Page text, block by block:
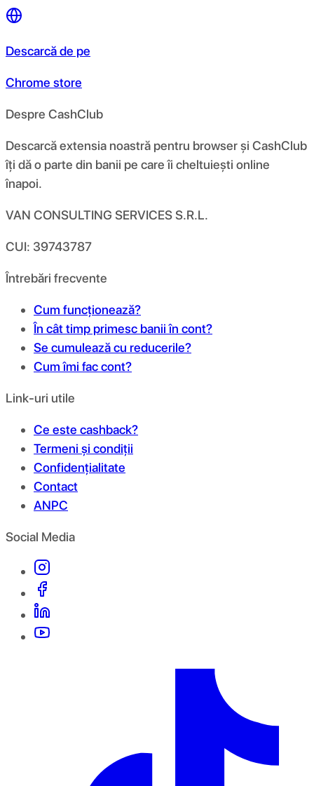
Descarcă de pe
Chrome store
Despre CashClub
Descarcă extensia noastră pentru browser și CashClub
îți dă o parte din banii pe care îi cheltuiești online
înapoi.
VAN CONSULTING SERVICES S.R.L.
CUI: 39743787
Întrebări frecvente
Cum funcționează?
În cât timp primesc banii în cont?
Se cumulează cu reducerile?
Cum îmi fac cont?
Link-uri utile
Ce este cashback?
Termeni și condiții
Confidențialitate
Contact
ANPC
Social Media